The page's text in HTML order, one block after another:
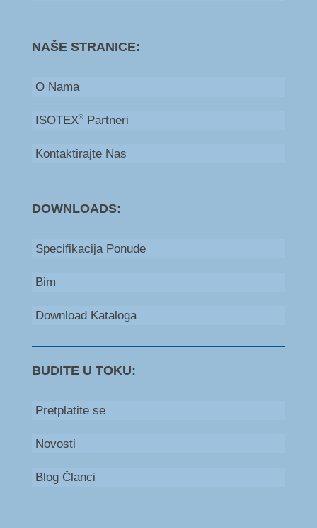
NAŠE STRANICE:
O Nama
ISOTEX®Partneri
Kontaktirajte Nas
DOWNLOADS:
Specifikacija Ponude
Bim
Download Kataloga
BUDITE U TOKU:
Pretplatite se
Novosti
Blog Članci